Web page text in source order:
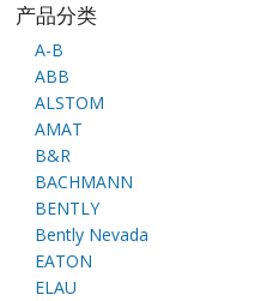
产品分类
A-B
ABB
ALSTOM
AMAT
B&R
BACHMANN
BENTLY
Bently Nevada
EATON
ELAU